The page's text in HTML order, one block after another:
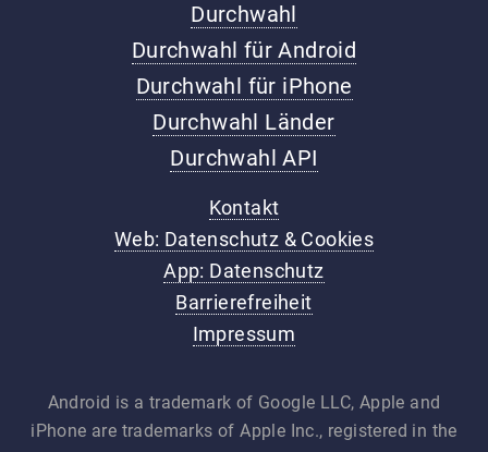
Durchwahl
Durchwahl für Android
Durchwahl für iPhone
Durchwahl Länder
Durchwahl API
Kontakt
Web: Datenschutz & Cookies
App: Datenschutz
Barrierefreiheit
Impressum
Android is a trademark of Google LLC, Apple and
iPhone are trademarks of Apple Inc., registered in the